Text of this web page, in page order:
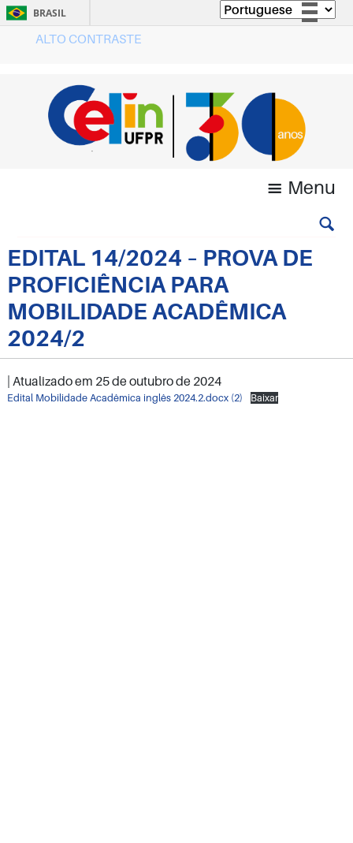
BRASIL
Acesso à informação
Legislação
Canais
ALTO CONTRASTE
Menu
EDITAL 14/2024 – PROVA DE
PROFICIÊNCIA PARA
MOBILIDADE ACADÊMICA
2024/2
| Atualizado em 25 de outubro de 2024
Edital Mobilidade Acadêmica inglês 2024.2.docx (2) Baixar